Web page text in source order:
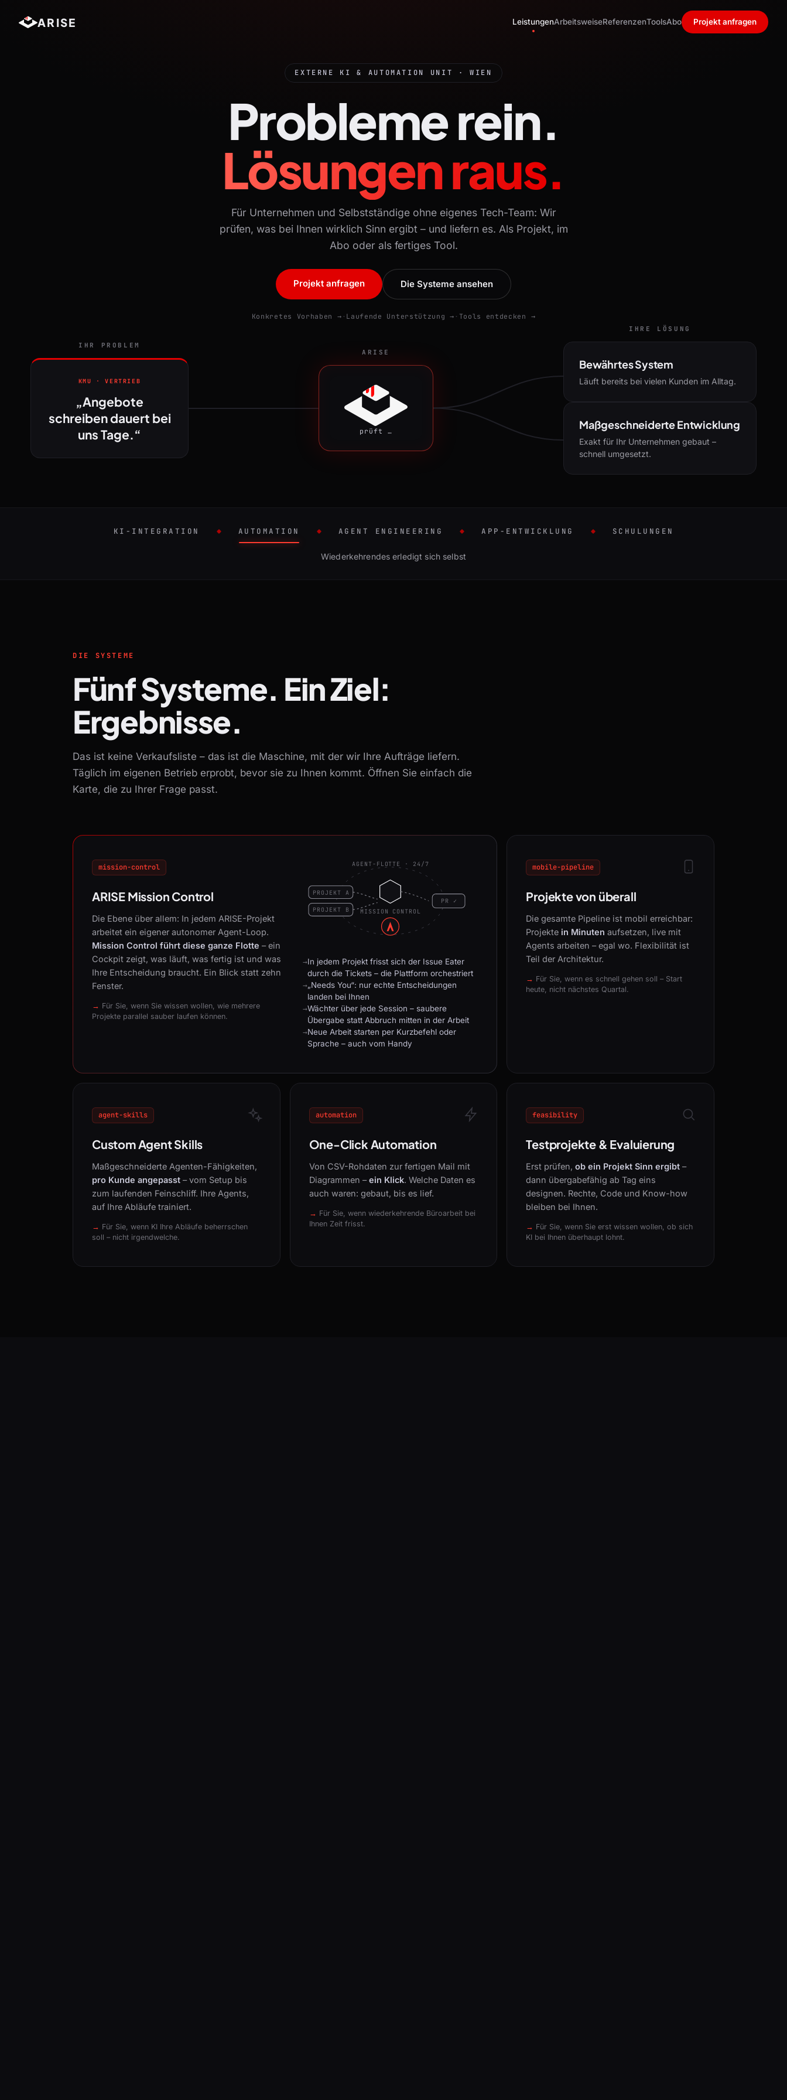
ARISE LeistungenArbeitsweiseReferenzenToolsAbo Projekt anfragen
EXTERNE KI & AUTOMATION UNIT · WIEN
Problemerein.
Lösungen raus.
Für Unternehmen und Selbstständige ohne eigenes Tech-Team: Wir
prüfen, was bei Ihnen wirklich Sinn ergibt – und liefern es. Als Projekt, im
Abo oder als fertiges Tool.
Projekt anfragen Die Systeme ansehen
Konkretes Vorhaben → · Laufende Unterstützung → · Tools entdecken →
IHR PROBLEM
KMU · VERTRIEB
„Angebote
schreiben dauert bei
uns Tage.“
ARISE
optimiert …
IHRE LÖSUNG
Bewährtes System
Läuft bereits bei vielen Kunden im Alltag.
Maßgeschneiderte Entwicklung
Exakt für Ihr Unternehmen gebaut –
schnell umgesetzt.
KI-INTEGRATION
– KI SINNVOLL IN IHRE ABLÄUFE GEBRACHT
AUTOMATION
– WIEDERKEHRENDES ERLEDIGT SICH SELBST
AGENT ENGINEERING
– KI-SYSTEME, DIE SELBSTSTÄNDIG ARBEITEN
APP-ENTWICKLUNG
– WEB & MOBILE, BIS ZUM RELEASE
SCHULUNGEN
– IHR TEAM LERNT, DAMIT ZU
Wiederkehrendes erledigt sich selbst
DIE SYSTEME
FünfSysteme. EinZiel:
Ergebnisse.
Das ist keine Verkaufsliste – das ist die Maschine, mit der wir Ihre Aufträge liefern.
Täglich im eigenen Betrieb erprobt, bevor sie zu Ihnen kommt. Öffnen Sie einfach die
Karte, die zu Ihrer Frage passt.
mission-control
ARISE Mission Control
Die Ebene über allem: In jedem ARISE-Projekt
arbeitet ein eigener autonomer Agent-Loop.
Mission Control führt diese ganze Flotte – ein
Cockpit zeigt, was läuft, was fertig ist und was
Ihre Entscheidung braucht. Ein Blick statt zehn
Fenster.
Für Sie, wenn Sie wissen wollen, wie mehrere
Projekte parallel sauber laufen können.
AGENT-FLOTTE · 24/7
PROJEKT A
PROJEKT B MISSION CONTROL
PR ✓
In jedem Projekt frisst sich der Issue Eater
durch die Tickets – die Plattform orchestriert
„Needs You“: nur echte Entscheidungen
landen bei Ihnen
Wächter über jede Session – saubere
Übergabe statt Abbruch mitten in der Arbeit
Neue Arbeit starten per Kurzbefehl oder
Sprache – auch vom Handy
mobile-pipeline
Projekte von überall
Die gesamte Pipeline ist mobil erreichbar:
Projekte in Minuten aufsetzen, live mit
Agents arbeiten – egal wo. Flexibilität ist
Teil der Architektur.
Für Sie, wenn es schnell gehen soll – Start
heute, nicht nächstes Quartal.
agent-skills
Custom Agent Skills
Maßgeschneiderte Agenten-Fähigkeiten,
pro Kunde angepasst – vom Setup bis
zum laufenden Feinschliff. Ihre Agents,
auf Ihre Abläufe trainiert.
Für Sie, wenn KI Ihre Abläufe beherrschen
soll – nicht irgendwelche.
automation
One-Click Automation
Von CSV-Rohdaten zur fertigen Mail mit
Diagrammen –ein Klick. Welche Daten es
auch waren: gebaut, bis es lief.
Für Sie, wenn wiederkehrende Büroarbeit bei
Ihnen Zeit frisst.
feasibility
Testprojekte & Evaluierung
Erst prüfen,ob ein Projekt Sinn ergibt –
dann übergabefähig ab Tag eins
designen. Rechte, Code und Know-how
bleiben bei Ihnen.
Für Sie, wenn Sie erst wissen wollen, ob sich
KI bei Ihnen überhaupt lohnt.